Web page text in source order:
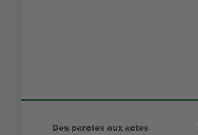
Des paroles aux actes